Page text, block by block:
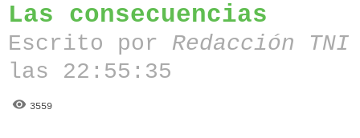
Las consecuencias
Escrito por Redacción
las 22:55:35
3559